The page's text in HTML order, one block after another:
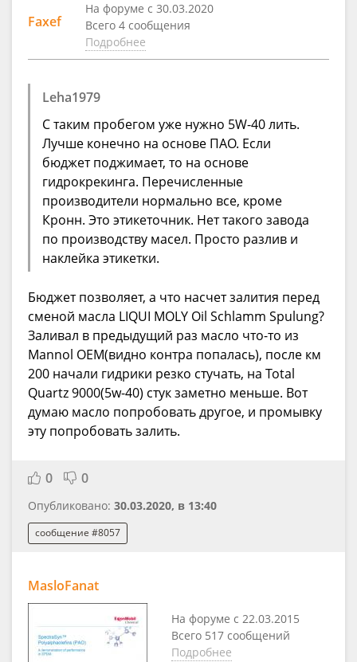
Faxef
На форуме с 30.03.2020
Всего 4 сообщения
Подробнее
Leha1979
С таким пробегом уже нужно 5W-40 лить.
Лучше конечно на основе ПАО. Если
бюджет поджимает, то на основе
гидрокрекинга. Перечисленные
производители нормально все, кроме
Кронн. Это этикеточник. Нет такого завода
по производству масел. Просто разлив и
наклейка этикетки.
Бюджет позволяет, а что насчет залития перед
сменой масла LIQUI MOLY Oil Schlamm Spulung?
Заливал в предыдущий раз масло что-то из
Mannol OEM(видно контра попалась), после км
200 начали гидрики резко стучать, на Total
Quartz 9000(5w-40) стук заметно меньше. Вот
думаю масло попробовать другое, и промывку
эту попробовать залить.
0 0
Опубликовано: 30.03.2020, в 13:40
сообщение #8057
MasloFanat
На форуме с 22.03.2015
Всего 517 сообщений
Подробнее